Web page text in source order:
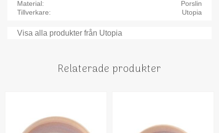
Material
Porslin
Tillverkare
Utopia
Visa alla produkter från Utopia
Relaterade produkter